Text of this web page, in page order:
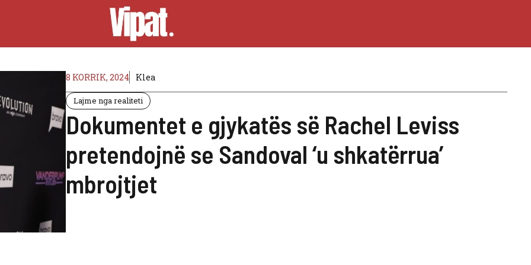
8 KORRIK, 2024 Klea
Lajme nga realiteti
Dokumentet e gjykatës së Rachel Leviss
pretendojnë se Sandoval ‘u shkatërrua’
mbrojtjet